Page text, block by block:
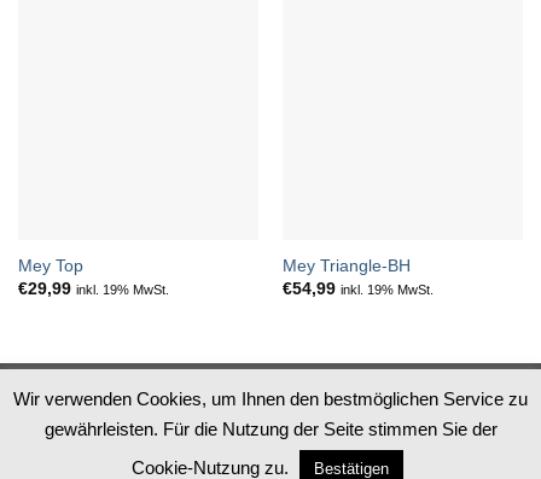
Mey Top
€29,99 inkl. 19% MwSt.
Mey Triangle-BH
€54,99 inkl. 19% MwSt.
Datenschutz ImpressumAGB Widerruf
PayPal
Apple
MasterCard
Visa
Copyright 2026 ©Steingrube Mode
Wir verwenden Cookies, um Ihnen den bestmöglichen Service zu
gewährleisten. Für die Nutzung der Seite stimmen Sie der
Cookie-Nutzung zu.
Bestätigen